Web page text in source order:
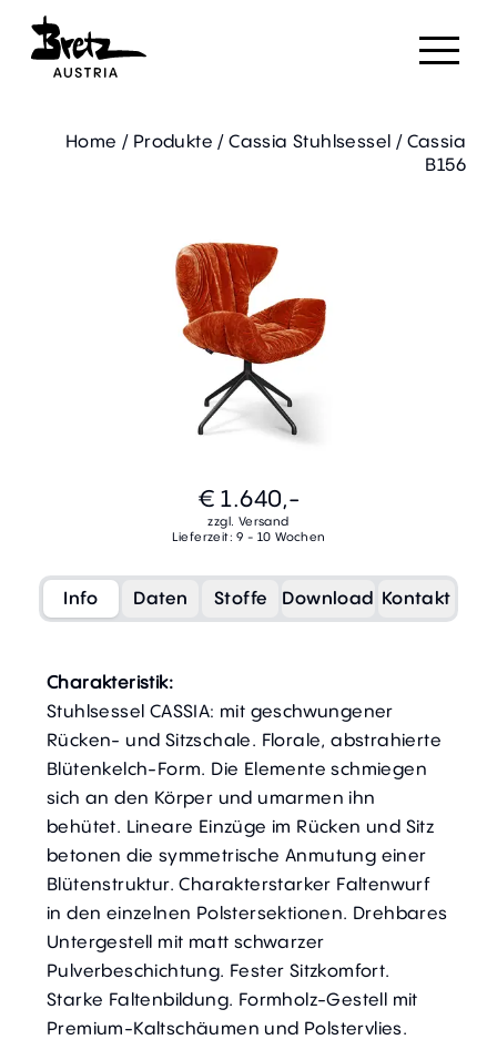
Home / Produkte / Cassia Stuhlsessel /Cassia
B156
€ 1.640,-
zzgl. Versand
Lieferzeit: 9 - 10 Wochen
Info Daten Stoffe Download Kontakt
Charakteristik:
Stuhlsessel CASSIA: mit geschwungener
Rücken- und Sitzschale. Florale, abstrahierte
Blütenkelch-Form. Die Elemente schmiegen
sich an den Körper und umarmen ihn
behütet. Lineare Einzüge im Rücken und Sitz
betonen die symmetrische Anmutung einer
Blütenstruktur. Charakterstarker Faltenwurf
in den einzelnen Polstersektionen. Drehbares
Untergestell mit matt schwarzer
Pulverbeschichtung. Fester Sitzkomfort.
Starke Faltenbildung. Formholz-Gestell mit
Premium-Kaltschäumen und Polstervlies.